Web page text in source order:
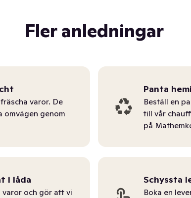
Fler anledningar
varor. De
omvägen genom
Panta
Beställ en
till vår
på
i låda
varor och gör att vi
Schyssta
Boka en